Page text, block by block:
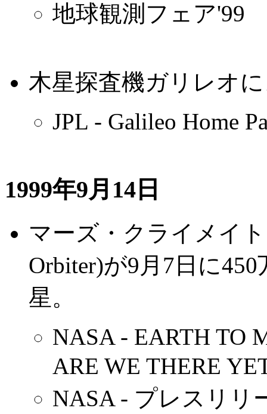
地球観測フェア'99
木星探査機ガリレオ
JPL - Galileo Home
1999年9月14日
マーズ・クライメイ
Orbiter)が9月7日に
星。
NASA - EARTH TO
ARE WE THERE
NASA - プレスリリ